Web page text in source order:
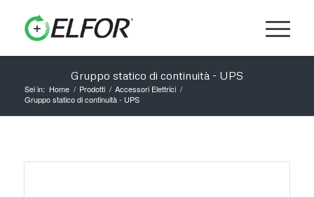
Gruppo statico di continuità - UPS
Sei in: Home / Prodotti / Accessori Elettrici /
Gruppo statico di continuità - UPS